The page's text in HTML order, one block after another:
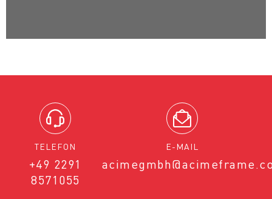
TELEFON
+49 2291
8571055
E-MAIL